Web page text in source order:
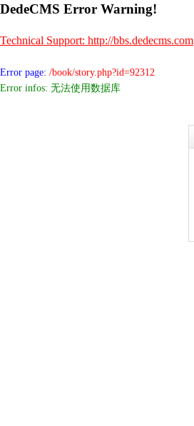
DedeCMS Error Warning!
Technical Support: http://bbs.dedecms.com
Error page: /book/story.php?id=92312
Error infos: 无法使用数据库